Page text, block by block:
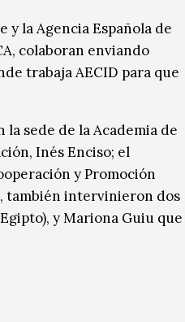
y la Agencia Española de
colaboran enviando
trabaja AECID para que
sede de la Academia de
Inés Enciso; el
y Promoción
también intervinieron dos
y Mariona Guiu que